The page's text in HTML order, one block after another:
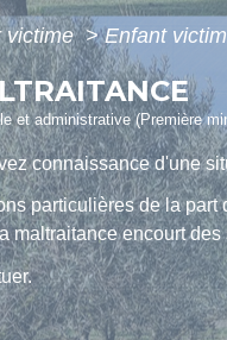
victime> Enfant
et administrative (Première
connaissance d'une
particulières de la
maltraitance encourt